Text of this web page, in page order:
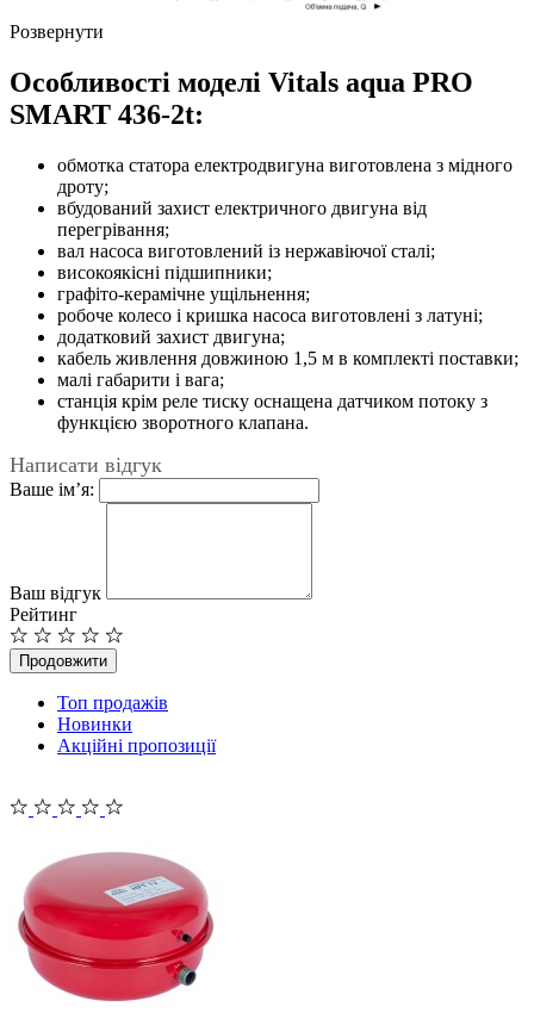
Розвернути
Особливості моделі Vitals aqua PRO
SMART 436-2t:
обмотка статора електродвигуна виготовлена з мідного
дроту;
вбудований захист електричного двигуна від
перегрівання;
вал насоса виготовлений із нержавіючої сталі;
високоякісні підшипники;
графіто-керамічне ущільнення;
робоче колесо і кришка насоса виготовлені з латуні;
додатковий захист двигуна;
кабель живлення довжиною 1,5 м в комплекті поставки;
малі габарити і вага;
станція крім реле тиску оснащена датчиком потоку з
функцією зворотного клапана.
Написати відгук
Ваше ім’я:
Ваш відгук
Рейтинг
Продовжити
Топ продажів
Новинки
Акційні пропозиції